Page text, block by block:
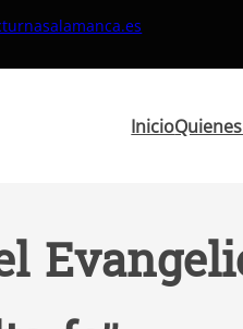
Inicio